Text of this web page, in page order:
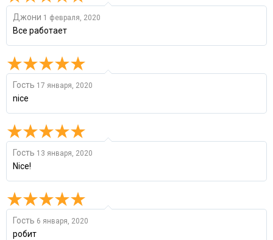
Джони 1 февраля, 2020
Все работает
Гость 17 января, 2020
nice
Гость 13 января, 2020
Nice!
Гость 6 января, 2020
робит